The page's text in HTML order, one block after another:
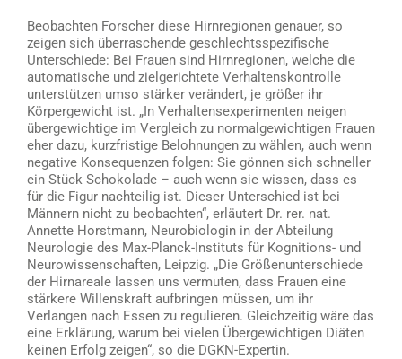
Beobachten Forscher diese Hirnregionen genauer, so
zeigen sich überraschende geschlechtsspezifische
Unterschiede: Bei Frauen sind Hirnregionen, welche die
automatische und zielgerichtete Verhaltenskontrolle
unterstützen umso stärker verändert, je größer ihr
Körpergewicht ist. „In Verhaltensexperimenten neigen
übergewichtige im Vergleich zu normalgewichtigen Frauen
eher dazu, kurzfristige Belohnungen zu wählen, auch wenn
negative Konsequenzen folgen: Sie gönnen sich schneller
ein Stück Schokolade – auch wenn sie wissen, dass es
für die Figur nachteilig ist. Dieser Unterschied ist bei
Männern nicht zu beobachten“, erläutert Dr. rer. nat.
Annette Horstmann, Neurobiologin in der Abteilung
Neurologie des Max-Planck-Instituts für Kognitions- und
Neurowissenschaften, Leipzig. „Die Größenunterschiede
der Hirnareale lassen uns vermuten, dass Frauen eine
stärkere Willenskraft aufbringen müssen, um ihr
Verlangen nach Essen zu regulieren. Gleichzeitig wäre das
eine Erklärung, warum bei vielen Übergewichtigen Diäten
keinen Erfolg zeigen“, so die DGKN-Expertin.